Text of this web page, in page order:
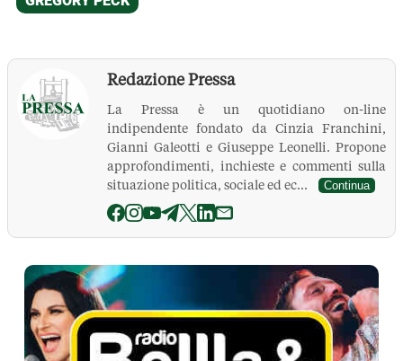
Redazione Pressa
La Pressa è un quotidiano on-line
indipendente fondato da Cinzia Franchini,
Gianni Galeotti e Giuseppe Leonelli. Propone
approfondimenti, inchieste e commenti sulla
situazione politica, sociale ed ec...
Continua
La Pressa